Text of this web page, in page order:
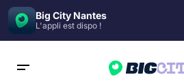
Big City Nantes
L'appli est dispo !